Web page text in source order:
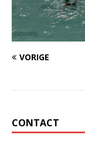
VORIGE
CONTACT